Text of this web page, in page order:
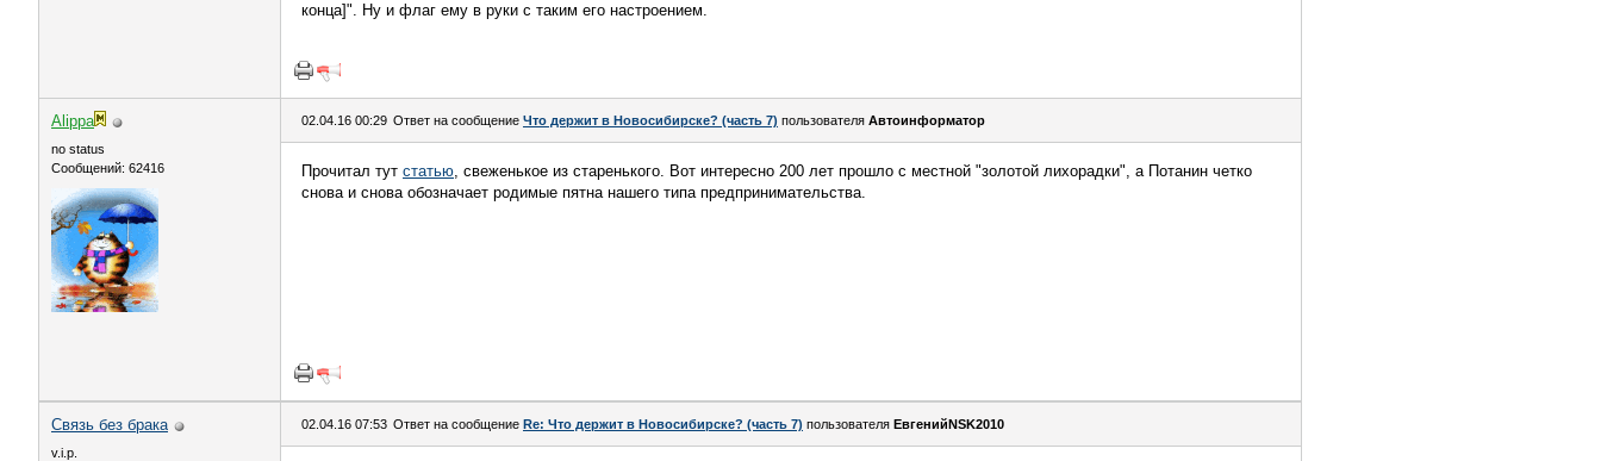
конца]". Ну и флаг ему в руки с таким его настроением.
Alippa
no status
Сообщений: 62416
02.04.16 00:29 Ответ на сообщение Что держит в Новосибирске? (часть 7) пользователя Автоинформатор
Прочитал тут статью, свеженькое из старенького. Вот интересно 200 лет прошло с местной "золотой лихорадки", а Потанин четко
снова и снова обозначает родимые пятна нашего типа предпринимательства.
Связь без брака
v.i.p.
02.04.16 07:53 Ответ на сообщение Re: Что держит в Новосибирске? (часть 7) пользователя ЕвгенийNSK2010